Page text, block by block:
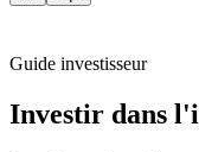
Guide investisseur
Investir dans